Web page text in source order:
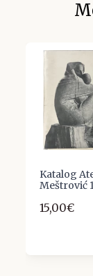
Katalog
Meštrović
15,00€